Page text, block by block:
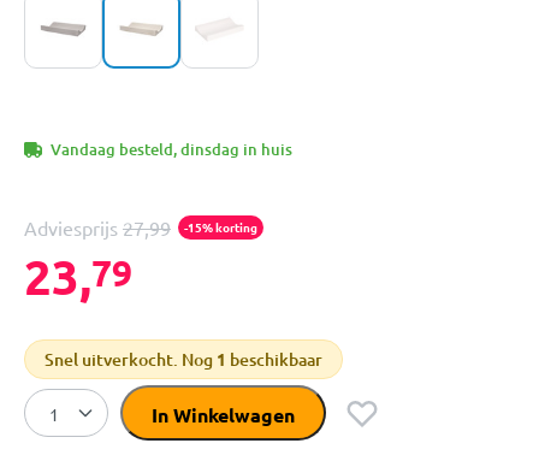
Vandaag besteld, dinsdag in huis
Adviesprijs 27,99 -15% korting
23,79
Snel uitverkocht. Nog 1 beschikbaar
In Winkelwagen